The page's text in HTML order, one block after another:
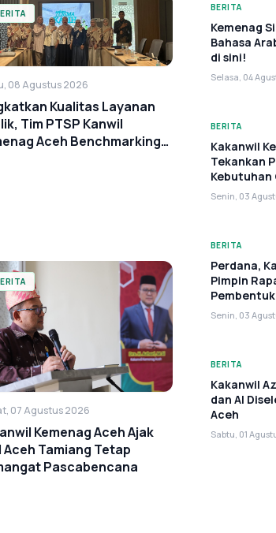
08 Agustus 2026
Kualitas Layanan
Tim PTSP Kanwil
Aceh Benchmarking
07 Agustus 2026
Kemenag Aceh Ajak
Aceh Tamiang Tetap
Pascabencana
BERITA
Kemenag
Bahasa
di sini!
Selasa, 04
BERITA
Kakanwil
Tekankan
Kebutuhan
Senin, 03
BERITA
Perdana,
Pimpin
Aceh
Senin, 03
BERITA
Kakanwil
dan AI
Aceh
Sabtu, 01